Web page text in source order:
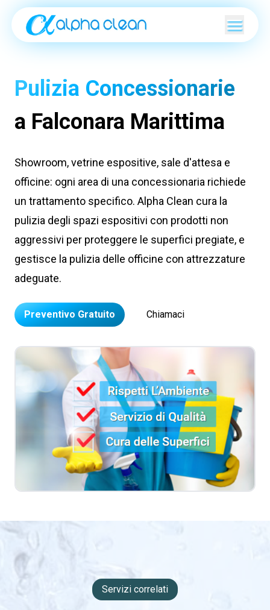
Pulizia Concessionarie
a Falconara Marittima
Showroom, vetrine espositive, sale d'attesa e
officine: ogni area di una concessionaria richiede
un trattamento specifico. Alpha Clean cura la
pulizia degli spazi espositivi con prodotti non
aggressivi per proteggere le superfici pregiate, e
gestisce la pulizia delle officine con attrezzature
adeguate.
Preventivo Gratuito Chiamaci
Servizi correlati